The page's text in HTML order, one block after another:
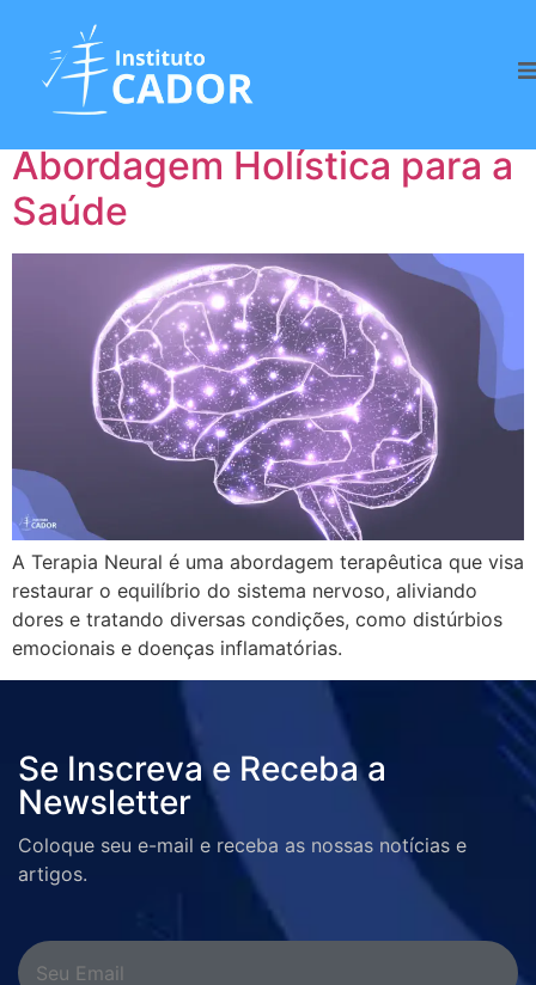
Tag:Saúde Holística
Terapia Neural: Uma
Abordagem Holística para a
Saúde
A Terapia Neural é uma abordagem terapêutica que visa
restaurar o equilíbrio do sistema nervoso, aliviando
dores e tratando diversas condições, como distúrbios
emocionais e doenças inflamatórias.
Se Inscreva e Receba a
Newsletter
Coloque seu e-mail e receba as nossas notícias e
artigos.